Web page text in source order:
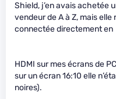
Shield, j’en avais achetée
vendeur de A à Z, mais
connectée directement en
HDMI sur mes écrans de
sur un écran 16:10 elle
noires).